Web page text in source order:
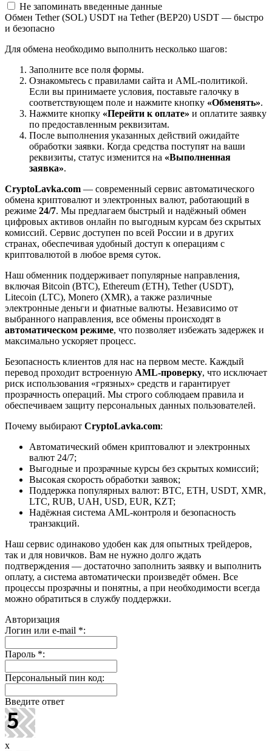
Не запоминать введенные данные
Обмен Tether (SOL) USDT на Tether (BEP20) USDT — быстро
и безопасно
Для обмена необходимо выполнить несколько шагов:
Заполните все поля формы.
Ознакомьтесь с правилами сайта и AML-политикой.
Если вы принимаете условия, поставьте галочку в
соответствующем поле и нажмите кнопку «Обменять».
Нажмите кнопку «Перейти к оплате» и оплатите заявку
по предоставленным реквизитам.
После выполнения указанных действий ожидайте
обработки заявки. Когда средства поступят на ваши
реквизиты, статус изменится на «Выполненная
заявка».
CryptoLavka.com — современный сервис автоматического
обмена криптовалют и электронных валют, работающий в
режиме 24/7. Мы предлагаем быстрый и надёжный обмен
цифровых активов онлайн по выгодным курсам без скрытых
комиссий. Сервис доступен по всей России и в других
странах, обеспечивая удобный доступ к операциям с
криптовалютой в любое время суток.
Наш обменник поддерживает популярные направления,
включая Bitcoin (BTC), Ethereum (ETH), Tether (USDT),
Litecoin (LTC), Monero (XMR), а также различные
электронные деньги и фиатные валюты. Независимо от
выбранного направления, все обмены происходят в
автоматическом режиме, что позволяет избежать задержек и
максимально ускоряет процесс.
Безопасность клиентов для нас на первом месте. Каждый
перевод проходит встроенную AML-проверку, что исключает
риск использования «грязных» средств и гарантирует
прозрачность операций. Мы строго соблюдаем правила и
обеспечиваем защиту персональных данных пользователей.
Почему выбирают CryptoLavka.com:
Автоматический обмен криптовалют и электронных
валют 24/7;
Выгодные и прозрачные курсы без скрытых комиссий;
Высокая скорость обработки заявок;
Поддержка популярных валют: BTC, ETH, USDT, XMR,
LTC, RUB, UAH, USD, EUR, KZT;
Надёжная система AML-контроля и безопасность
транзакций.
Наш сервис одинаково удобен как для опытных трейдеров,
так и для новичков. Вам не нужно долго ждать
подтверждения — достаточно заполнить заявку и выполнить
оплату, а система автоматически произведёт обмен. Все
процессы прозрачны и понятны, а при необходимости всегда
можно обратиться в службу поддержки.
Авторизация
Логин или e-mail *:
Пароль *:
Персональный пин код:
Введите ответ
x